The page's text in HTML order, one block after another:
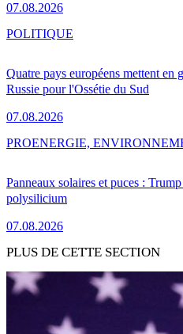
07.08.2026
Quatre pays européens mettent en
Russie pour l'Ossétie du Sud
07.08.2026
POLITIQUE
Panneaux solaires et puces :
polysilicium
07.08.2026
PROENERGIE,
PLUS DE CETTE SECTION